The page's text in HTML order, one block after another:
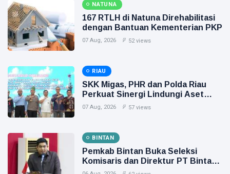
NATUNA
167 RTLH di Natuna Direhabilitasi
dengan Bantuan Kementerian PKP
07 Aug, 2026 52 views
RIAU
SKK Migas, PHR dan Polda Riau
Perkuat Sinergi Lindungi Aset
Negara demi Menjaga Ketahanan
07 Aug, 2026 57 views
BINTAN
Pemkab Bintan Buka Seleksi
Komisaris dan Direktur PT Bintan
Karya Bahari